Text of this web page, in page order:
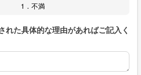
1．不満
れた具体的な理由があればご記入く
れた具体的な理由があればご記入くだ